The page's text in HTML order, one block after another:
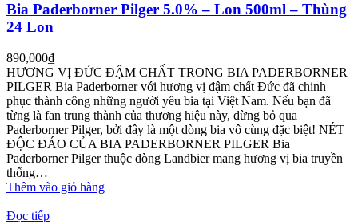
Bia Paderborner Pilger 5.0% – Lon 500ml – Thùng
24 Lon
890,000₫
HƯƠNG VỊ ĐỨC ĐẬM CHẤT TRONG BIA PADERBORNER
PILGER Bia Paderborner với hương vị đậm chất Đức đã chinh
phục thành công những người yêu bia tại Việt Nam. Nếu bạn đã
từng là fan trung thành của thương hiệu này, đừng bỏ qua
Paderborner Pilger, bởi đây là một dòng bia vô cùng đặc biệt! NÉT
ĐỘC ĐÁO CỦA BIA PADERBORNER PILGER Bia
Paderborner Pilger thuộc dòng Landbier mang hương vị bia truyền
thống…
Thêm vào giỏ hàng
Đọc tiếp